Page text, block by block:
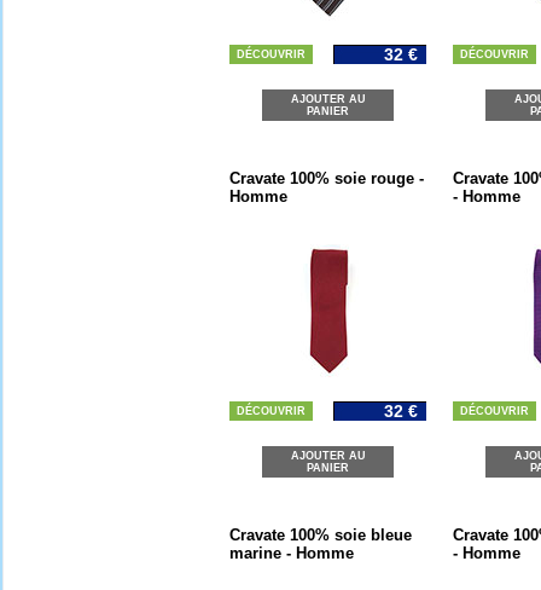
DÉCOUVRIR 32 €
AJOUTER AU
PANIER
DÉCOUVRIR
Cravate 100% soie rouge -
Homme
DÉCOUVRIR 32 €
AJOUTER AU
PANIER
Cravate
- Homme
DÉCOUVRIR
Cravate 100% soie bleue
marine - Homme
Cravate
- Homme